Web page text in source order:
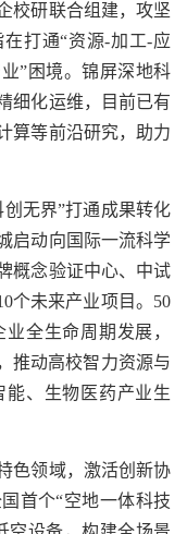
校研联合组建，攻坚
打通“资源-加工-应
”困境。锦屏深地科
细化运维，目前已有
算等前沿研究，助力
无界”打通成果转化
启动向国际一流科学
概念验证中心、中试
个未来产业项目。50
全生命周期发展，
推动高校智力资源与
能、生物医药产业生
领域，激活创新协
首个“空地一体科技